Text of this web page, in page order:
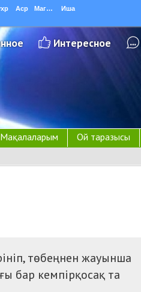
Аср Магриб Иша
Интересное
Мақалаларым Ой таразысы
төбеңнен жауынша
бар кемпірқосақ та